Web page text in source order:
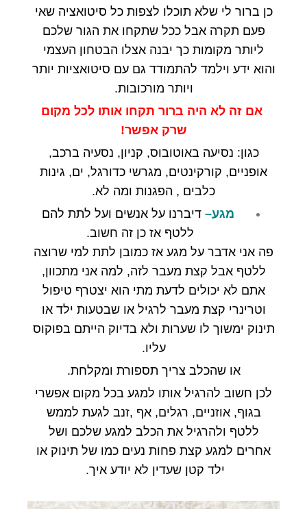
כן ברור לי שלא תוכלו לצפות כל סיטואציה שאי
פעם תקרה אבל ככל שתקחו את הגור שלכם
ליותר מקומות כך יבנה אצלו הבטחון העצמי
והוא ידע וילמד להתמודד גם עם סיטואציות יותר
ויותר מורכובות.
אם זה לא היה ברור תקחו אותו לכל מקום
שרק אפשר!
כגון: נסיעה באוטובוס, קניון, נסעיה ברכב,
אופניים, קורקינטים, מגרשי כדורגל, ים, גינות
כלבים , הפגנות ומה לא.
מגע– דיברנו על אנשים ועל לתת להם
ללטף אז כן זה חשוב.
פה אני אדבר על מגע אז כמובן לתת למי שרוצה
ללטף אבל קצת מעבר לזה, למה אני מתכוון,
אתם לא יכולים לדעת מתי הוא יצטרף טיפול
וטרינרי קצת מעבר לרגילאו שבטעות ילד או
תינוק ימשוך לו שערות ולא בדיוק הייתם בפוקוס
עליו.
או שהכלב צריך תספורת ומקלחת.
לכן חשוב להרגיל אותו למגע בכל מקום אפשרי
בגוף,אוזניים, רגלים,אף ,זנב לגעת לממש
ללטף ולהרגיל את הכלב למגע שלכם ושל
אחרים למגע קצת פחות נעים כמו של תינוק או
ילד קטן שעדין לא יודע איך.